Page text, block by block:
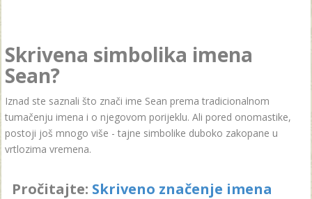
Skrivena simbolika imena
Sean?
Iznad ste saznali što znači ime Sean prema tradicionalnom
tumačenju imena i o njegovom porijeklu. Ali pored onomastike,
postoji još mnogo više - tajne simbolike duboko zakopane u
vrtlozima vremena.
Pročitajte: Skriveno značenje imena